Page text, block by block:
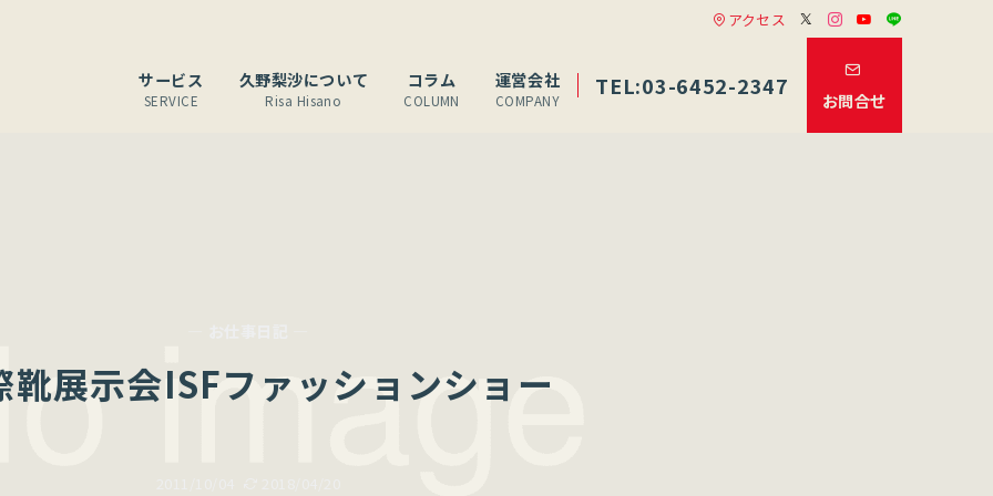
アクセス
サービス
SERVICE
久野梨沙について
Risa Hisano
コラム
COLUMN
運営会社
COMPANY
TEL:03-6452-2347
お問合せ
靴展示会ISFファッションショー